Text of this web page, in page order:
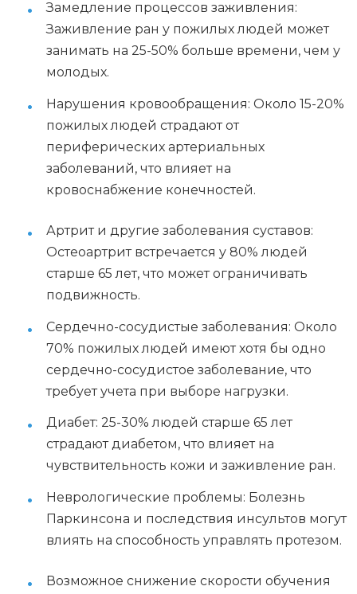
Замедление процессов заживления:
Заживление ран у пожилых людей может
занимать на 25-50% больше времени, чем у
молодых.
Нарушения кровообращения: Около 15-20%
пожилых людей страдают от
периферических артериальных
заболеваний, что влияет на
кровоснабжение конечностей.
Артрит и другие заболевания суставов:
Остеоартрит встречается у 80% людей
старше 65 лет, что может ограничивать
подвижность.
Сердечно-сосудистые заболевания: Около
70% пожилых людей имеют хотя бы одно
сердечно-сосудистое заболевание, что
требует учета при выборе нагрузки.
Диабет: 25-30% людей старше 65 лет
страдают диабетом, что влияет на
чувствительность кожи и заживление ран.
Неврологические проблемы: Болезнь
Паркинсона и последствия инсультов могут
влиять на способность управлять протезом.
Возможное снижение скорости обучения